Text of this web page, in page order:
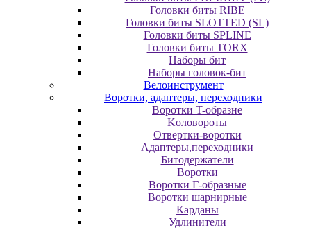
Головки биты RIBE
Головки биты SLOTTED (SL)
Головки биты SPLINE
Головки биты TORX
Наборы бит
Наборы головок-бит
Велоинструмент
Воротки, адаптеры, переходники
Bopoтки T-oбpaзне
Koлoвopoты
Oтвepтки-вopoтки
Адаптеры,переходники
Битодержатели
Воротки
Воротки Г-образные
Воротки шарнирные
Карданы
Удлинители